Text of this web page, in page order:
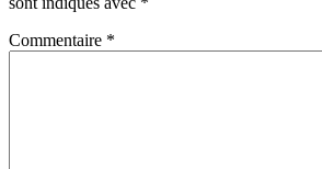
Commentaire *